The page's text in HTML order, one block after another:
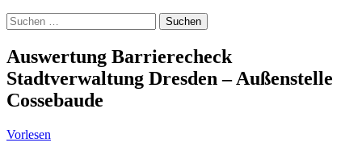
Suche
Suchen
nach:
Auswertung Barrierecheck
Stadtverwaltung Dresden – Außenstelle
Cossebaude
Vorlesen